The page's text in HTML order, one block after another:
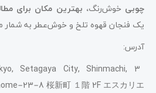
چوبی خوش‌رنگ، بهترین مکان برای
یک فنجان قهوه تلخ و خوش‌عطر به شمار
آدرس:
Setagaya City, Shinmachi, 3
桜新町 １階 2F エスカリエ